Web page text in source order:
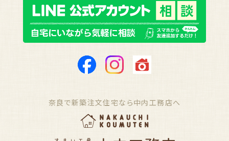
奈良で新築注文住宅なら中内工務店へ